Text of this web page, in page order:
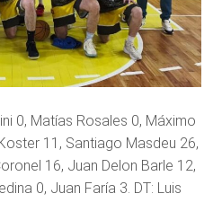
0, Matías Rosales 0, Máximo
11, Santiago Masdeu 26,
16, Juan Delon Barle 12,
0, Juan Faría 3. DT: Luis